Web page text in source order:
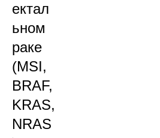
ектал
ьном
раке
(MSI,
BRAF,
KRAS,
NRAS